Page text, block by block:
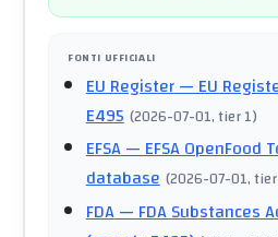
FONTI UFFICIALI
EU Register— EU
E495 (2026-07-01, tier 1)
EFSA— EFSA OpenFood
database (2026-07-01,
FDA— FDA Substances